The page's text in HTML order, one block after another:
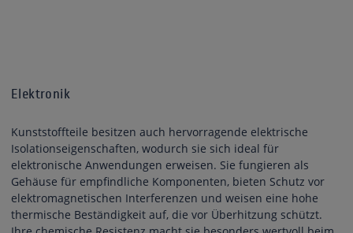
Elektronik
Kunststoffteile besitzen auch hervorragende elektrische
Isolationseigenschaften, wodurch sie sich ideal für
elektronische Anwendungen erweisen. Sie fungieren als
Gehäuse für empfindliche Komponenten, bieten Schutz vor
elektromagnetischen Interferenzen und weisen eine hohe
thermische Beständigkeit auf, die vor Überhitzung schützt.